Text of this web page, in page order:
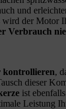
und
wird der Motor
Verbrauch
,
dieser
ist
Leistung